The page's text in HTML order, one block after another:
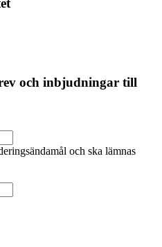
och inbjudningar till
och ska lämnas